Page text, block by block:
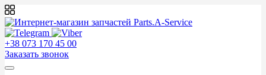
+38 073 170 45 00
Заказать звонок